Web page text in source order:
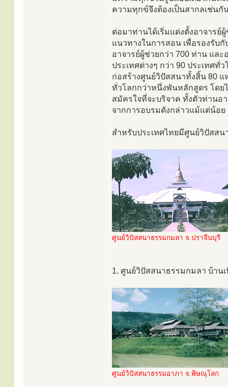
ความทุกข์จึงต้องเป็นสากลเช่นกั
ต่อมาท่านได้เริ่มแต่งตั้งอาจารย์
แนวทางในการสอน เพื่อรองรับ
อาจารย์ผู้ช่วยกว่า 700 ท่าน แล
ประเทศต่างๆ กว่า 90 ประเทศทั่
ก่อสร้างศูนย์วิปัสสนาทั้งสิ้น 80
ทั่วโลกกว่าหนึ่งพันหลักสูตร โดย
สมัครใจที่จะบริจาค ทั้งตัวท่านอ
จากการอบรมดังกล่าวแม้แต่น้อย
สำหรับประเทศไทยมีศูนย์วิปัสส
ศูนย์วิปัสสนาธรรมกมลา จ.ปราจีนบุรี
1. ศูนย์วิปัสสนาธรรมกมลา บ้าน
ศูนย์วิปัสสนาธรรมอาภา จ.พิษณุโลก